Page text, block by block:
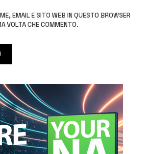
EMAIL E SITO WEB IN QUESTO BROWSER
VOLTA CHE COMMENTO.